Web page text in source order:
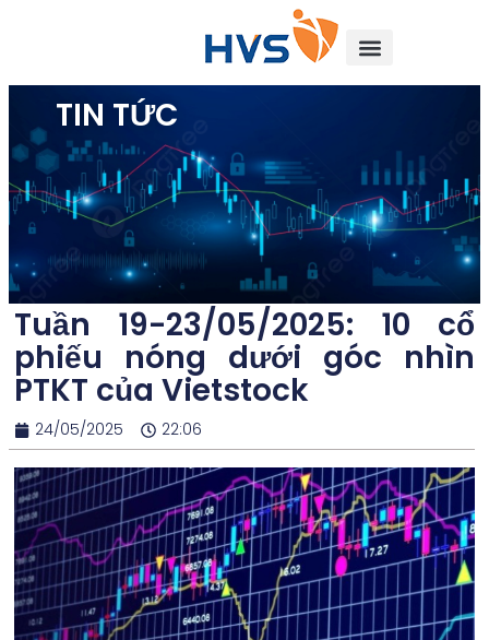
TIN TỨC
Tuần 19-23/05/2025: 10 cổ
phiếu nóng dưới góc nhìn
PTKT của Vietstock
24/05/2025 22:06